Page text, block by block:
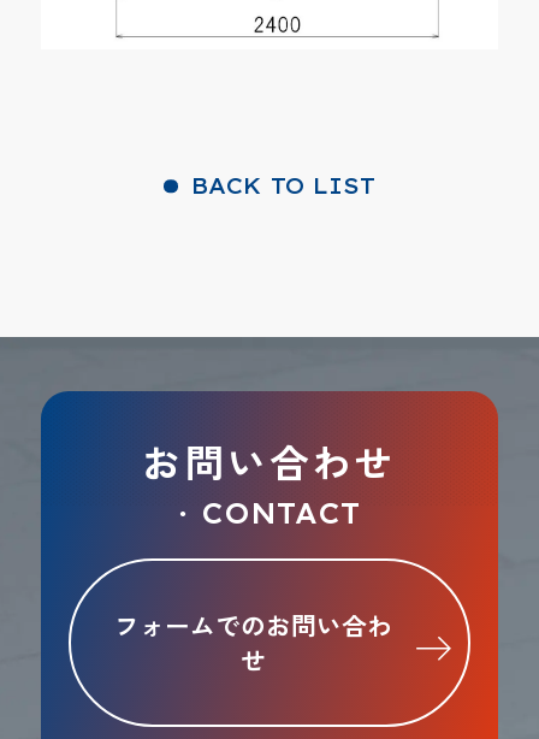
BACK TO LIST
お問い合わせ
● CONTACT
フォームでのお問い合わ
せ